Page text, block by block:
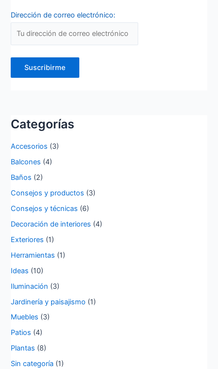
Dirección de correo electrónico:
Categorías
Accesorios (3)
Balcones (4)
Baños (2)
Consejos y productos (3)
Consejos y técnicas (6)
Decoración de interiores (4)
Exteriores (1)
Herramientas (1)
Ideas (10)
Iluminación (3)
Jardinería y paisajismo (1)
Muebles (3)
Patios (4)
Plantas (8)
Sin categoría (1)